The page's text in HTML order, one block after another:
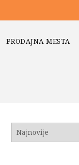
PRODAJNA MESTA